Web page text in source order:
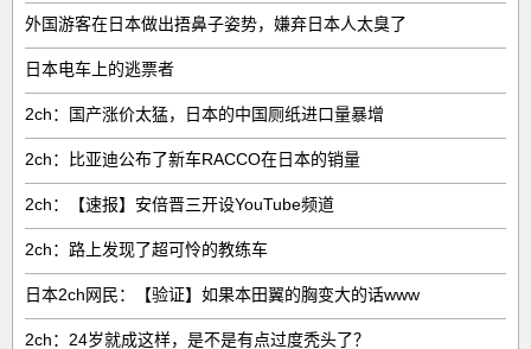
外国游客在日本做出捂鼻子姿势，嫌弃日本人太臭了
日本电车上的逃票者
2ch：国产涨价太猛，日本的中国厕纸进口量暴增
2ch：比亚迪公布了新车RACCO在日本的销量
2ch：【速报】安倍晋三开设YouTube频道
2ch：路上发现了超可怜的教练车
日本2ch网民：【验证】如果本田翼的胸变大的话www
2ch：24岁就成这样，是不是有点过度秃头了？